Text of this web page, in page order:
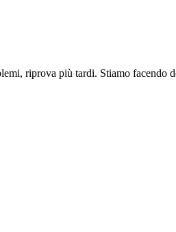
riprova più tardi. Stiamo